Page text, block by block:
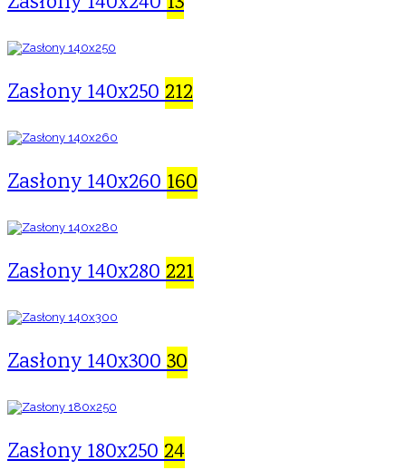
Zasłony 140x250212
Zasłony 140x260160
Zasłony 140x280221
Zasłony 140x30030
Zasłony 180x25024